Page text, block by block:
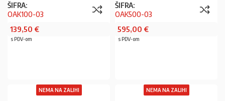
ŠIFRA:
OAK100-03
139,50 €
s PDV-om
ŠIFRA:
OAK500-03
595,00 €
s PDV-om
NEMA NA ZALIHI NEMA NA ZALIHI